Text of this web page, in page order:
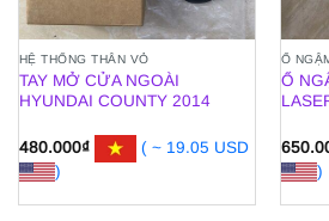
HỆ THỐNG THÂN VỎ
TAY MỞ CỬA NGOÀI
HYUNDAI COUNTY 2014
480.000₫
( ~ 19.05 USD
)
Ổ
Ổ
)